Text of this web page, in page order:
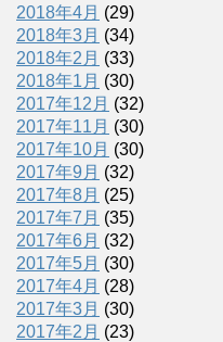
2018年4月 (29)
2018年3月 (34)
2018年2月 (33)
2018年1月 (30)
2017年12月 (32)
2017年11月 (30)
2017年10月 (30)
2017年9月 (32)
2017年8月 (25)
2017年7月 (35)
2017年6月 (32)
2017年5月 (30)
2017年4月 (28)
2017年3月 (30)
2017年2月 (23)